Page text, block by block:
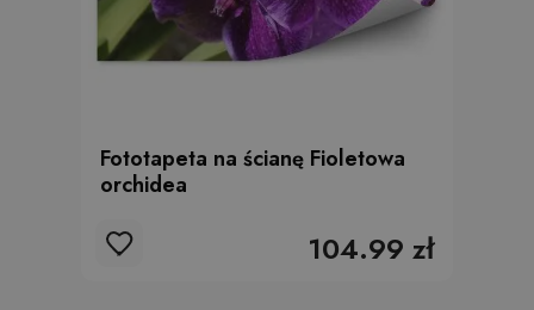
Fototapeta na ścianę Fioletowa
orchidea
104.99 zł